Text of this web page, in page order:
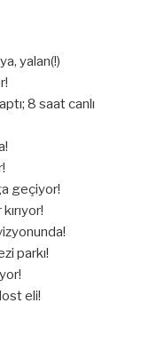
yalan(!)
8 saat canlı
geçiyor!
parkı!
eli!